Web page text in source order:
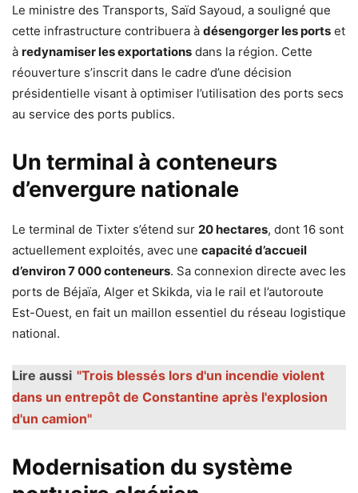
Le ministre des Transports, Saïd Sayoud, a souligné que
cette infrastructure contribuera à désengorger les ports et
à redynamiser les exportations dans la région. Cette
réouverture s’inscrit dans le cadre d’une décision
présidentielle visant à optimiser l’utilisation des ports secs
au service des ports publics.
Un terminal à conteneurs
d’envergure nationale
Le terminal de Tixter s’étend sur 20 hectares, dont 16 sont
actuellement exploités, avec une capacité d’accueil
d’environ 7 000 conteneurs. Sa connexion directe avec les
ports de Béjaïa, Alger et Skikda, via le rail et l’autoroute
Est-Ouest, en fait un maillon essentiel du réseau logistique
national.
Lire aussi "Trois blessés lors d'un incendie violent
dans un entrepôt de Constantine après l'explosion
d'un camion"
Modernisation du système